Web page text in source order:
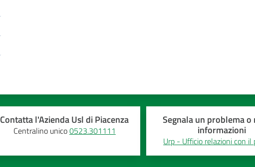
Contatta l'Azienda Usl di Piacenza
Centralino unico0523.301111
Segnala un problema o
informazioni
Urp - Ufficio relazioni con il